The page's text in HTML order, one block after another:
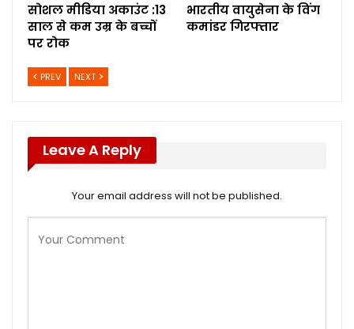
सोशल मीडिया अकाउंट :13
साल से कम उम्र के बच्चों
पर रोक
भारतीय वायुसेना के विंग
कमांडर गिरफ्तार
PREV NEXT
Leave A Reply
Your email address will not be published.